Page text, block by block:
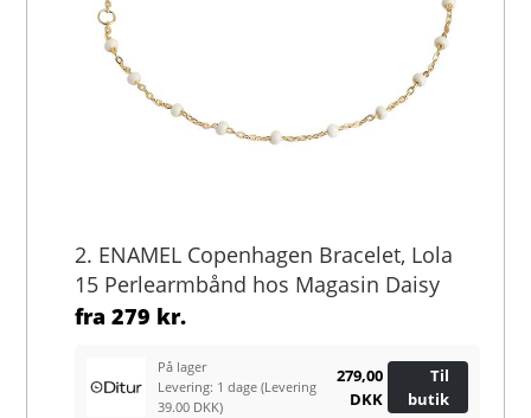
2. ENAMEL Copenhagen Bracelet, Lola
15 Perlearmbånd hos Magasin Daisy
fra279 kr.
På lager
Levering: 1 dage(Levering
39.00 DKK)
279,00
DKK
Til
butik